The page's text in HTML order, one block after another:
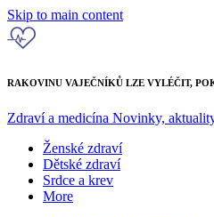
Skip to main content
RAKOVINU VAJEČNÍKŮ LZE VYLÉČIT,
Zdraví a medicína Novinky,
Ženské zdraví
Dětské zdraví
Srdce a krev
More